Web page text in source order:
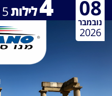
לילות5 08
נובמבר
2026